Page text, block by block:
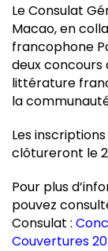
Le Consulat
Macao, en
francophone
deux concours
littérature
la
Les
clôtureront le
Pour plus
pouvez
Consulat :
Couvertures